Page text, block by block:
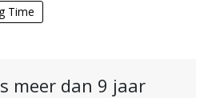
Time
meer dan 9 jaar